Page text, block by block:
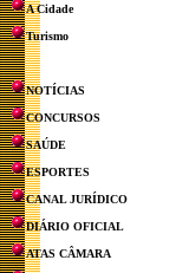
A Cidade
Turismo
NOTÍCIAS
CONCURSOS
SAÚDE
ESPORTES
CANAL JURÍDICO
DIÁRIO OFICIAL
ATAS CÂMARA